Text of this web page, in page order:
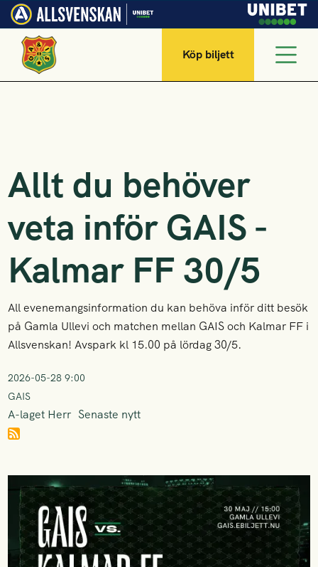
Köp biljett
Allt du behöver
veta inför GAIS -
Kalmar FF 30/5
All evenemangsinformation du kan behöva inför ditt besök
på Gamla Ullevi och matchen mellan GAIS och Kalmar FF i
Allsvenskan! Avspark kl 15.00 på lördag 30/5.
2026-05-28 9:00
GAIS
A-laget Herr Senaste nytt